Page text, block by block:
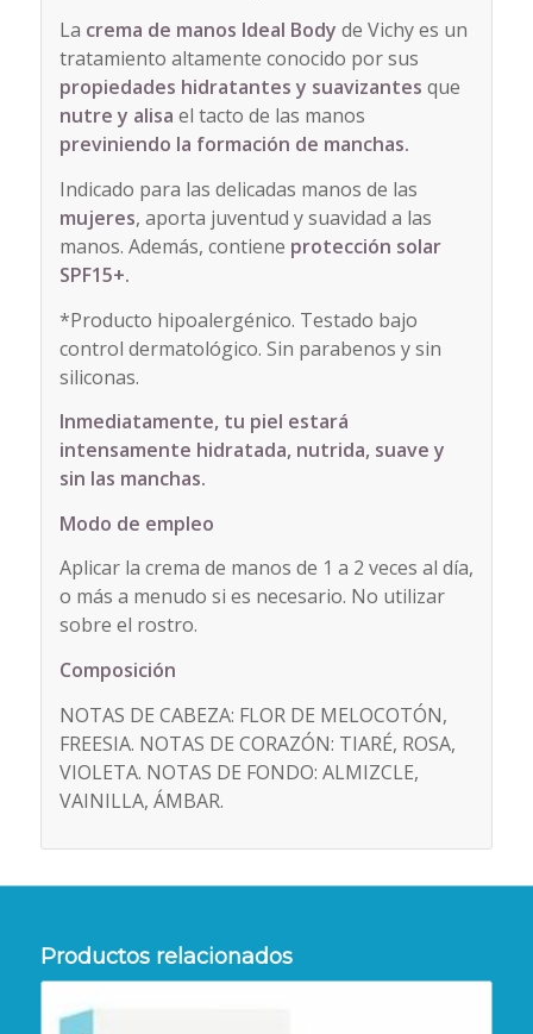
La crema de manos Ideal Body de Vichy es un
tratamiento altamente conocido por sus
propiedades hidratantes y suavizantes que
nutre y alisa el tacto de las manos
previniendo la formación de manchas.
Indicado para las delicadas manos de las
mujeres, aporta juventud y suavidad a las
manos. Además, contiene protección solar
SPF15+.
*Producto hipoalergénico. Testado bajo
control dermatológico. Sin parabenos y sin
siliconas.
Inmediatamente, tu piel estará
intensamente hidratada, nutrida, suave y
sin las manchas.
Modo de empleo
Aplicar la crema de manos de 1 a 2 veces al día,
o más a menudo si es necesario. No utilizar
sobre el rostro.
Composición
NOTAS DE CABEZA: FLOR DE MELOCOTÓN,
FREESIA. NOTAS DE CORAZÓN: TIARÉ, ROSA,
VIOLETA. NOTAS DE FONDO: ALMIZCLE,
VAINILLA, ÁMBAR.
Productos relacionados